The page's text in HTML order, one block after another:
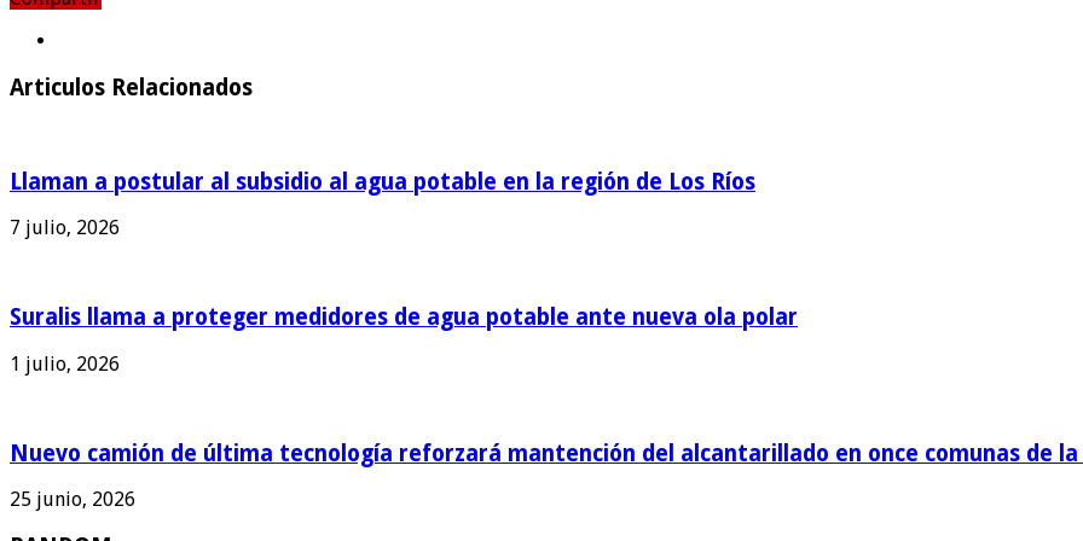
Compartir
Articulos Relacionados
Llaman a postular al subsidio al agua potable en la región de Los Ríos
7 julio, 2026
Suralis llama a proteger medidores de agua potable ante nueva ola polar
1 julio, 2026
Nuevo camión de última tecnología reforzará mantención del alcantarillado en once comunas de la
25 junio, 2026